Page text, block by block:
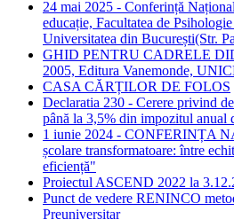
24 mai 2025 - Conferință
educație, Facultatea de
Universitatea din București(Str.
GHID PENTRU CADRELE
2005, Editura Vanemonde,
CASA CĂRȚILOR DE FOLOS
Declaratia 230 - Cerere privind
până la 3,5% din impozitul anual
1 iunie 2024 - CONFERINȚA
școlare transformatoare: între
eficiență"
Proiectul ASCEND 2022 la
Punct de vedere RENINCO
Preuniversitar